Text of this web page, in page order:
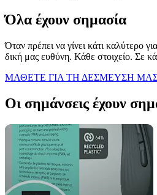
Όλα έχουν σημασία
Όταν πρέπει να γίνει κάτι καλύτερο
δική μας ευθύνη. Κάθε στοιχείο. Σε
ΜΑΘΕΤΕ ΓΙΑ ΤΗ ΔΕΣΜΕΥΣΗ
Οι σημάνσεις έχουν